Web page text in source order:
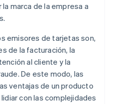
marca de la empresa a
emisores de tarjetas son,
de la facturación, la
al cliente y la
De este modo, las
ventajas de un producto
con las complejidades